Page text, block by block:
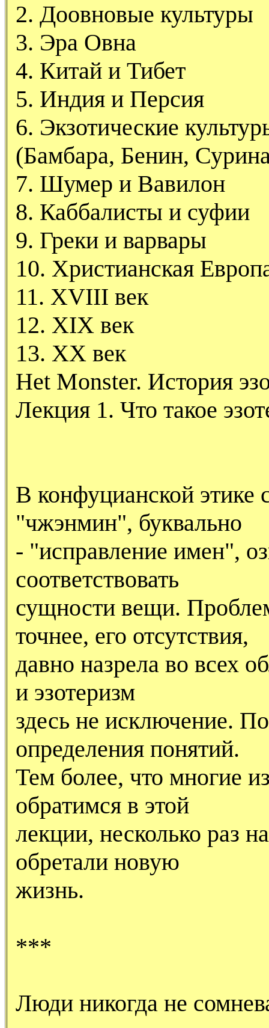
2. Доовновые культуры
3. Эра Овна
4. Китай и Тибет
5. Индия и Персия
6. Экзотические
(Бамбара, Бенин,
7. Шумер и Вавилон
8. Каббалисты и суфии
9. Греки и варвары
10. Христианская
11. XVIII век
12. XIX век
13. XX век
Het Monster. История
Лекция 1. Что такое
В конфуцианской этике
"чжэнмин", буквально
- "исправление имен",
соответствовать
сущности вещи.
точнее, его отсутствия,
давно назрела во всех
и эзотеризм
здесь не исключение.
определения понятий.
Тем более, что многие
обратимся в этой
лекции, несколько раз
обретали новую
жизнь.
***
Люди никогда не